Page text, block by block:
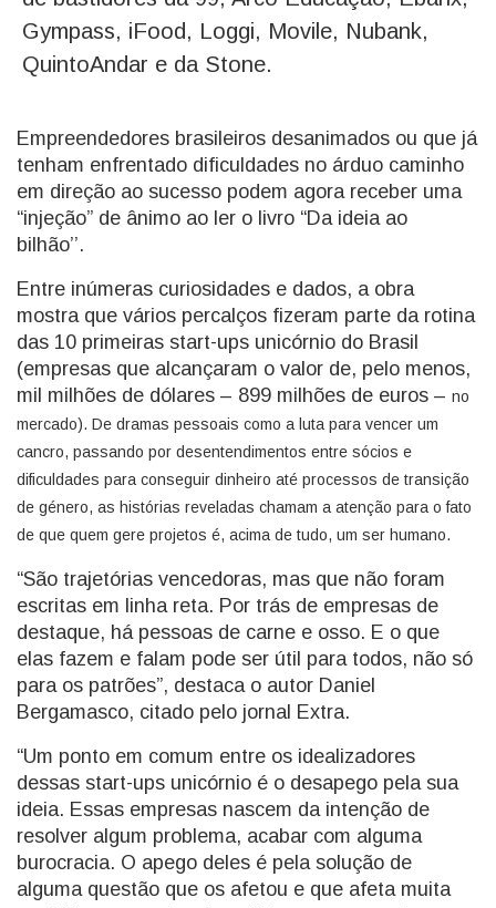
Gympass, iFood, Loggi, Movile, Nubank,
QuintoAndar e da Stone.
Empreendedores brasileiros desanimados ou que já
tenham enfrentado dificuldades no árduo caminho
em direção ao sucesso podem agora receber uma
“injeção” de ânimo ao ler o livro “Da ideia ao
bilhão’’.
Entre inúmeras curiosidades e dados, a obra
mostra que vários percalços fizeram parte da rotina
das 10 primeiras start-ups unicórnio do Brasil
(empresas que alcançaram o valor de, pelo menos,
mil milhões de dólares – 899 milhões de euros – no
mercado). De dramas pessoais como a luta para vencer um
cancro, passando por desentendimentos entre sócios e
dificuldades para conseguir dinheiro até processos de transição
de género, as histórias reveladas chamam a atenção para o fato
de que quem gere projetos é, acima de tudo, um ser humano.
“São trajetórias vencedoras, mas que não foram
escritas em linha reta. Por trás de empresas de
destaque, há pessoas de carne e osso. E o que
elas fazem e falam pode ser útil para todos, não só
para os patrões”, destaca o autor Daniel
Bergamasco, citado pelo jornal Extra.
“Um ponto em comum entre os idealizadores
dessas start-ups unicórnio é o desapego pela sua
ideia. Essas empresas nascem da intenção de
resolver algum problema, acabar com alguma
burocracia. O apego deles é pela solução de
alguma questão que os afetou e que afeta muita